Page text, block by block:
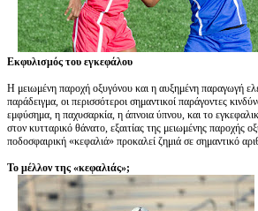
Εκφυλισμός του εγκεφάλου
Η μειωμένη παροχή οξυγόνου και η αυξημένη παραγωγή
παράδειγμα, οι περισσότεροι σημαντικοί παράγοντες
εμφύσημα, η παχυσαρκία, η άπνοια ύπνου, και το
στον κυτταρικό θάνατο, εξαιτίας της μειωμένης παροχής
ποδοσφαιρική «κεφαλιά» προκαλεί ζημιά σε σημαντικό
Το μέλλον της «κεφαλιάς»;